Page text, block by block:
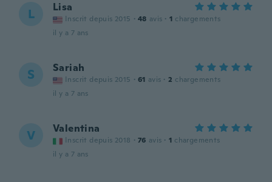
L Lisa
Inscrit depuis 2015 · 48 avis · 1 chargements
il y a 7 ans
S Sariah
Inscrit depuis 2015 · 61 avis · 2 chargements
il y a 7 ans
V Valentina
Inscrit depuis 2018 · 76 avis · 1 chargements
il y a 7 ans